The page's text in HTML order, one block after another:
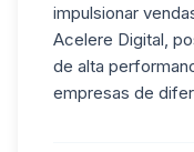
impulsionar
Acelere Digital,
de alta
empresas de